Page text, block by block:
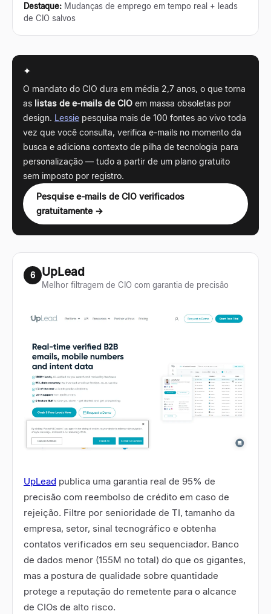
Destaque: Mudanças de emprego em tempo real + leads
de CIO salvos
✦
O mandato do CIO dura em média 2,7 anos, o que torna
as listas de e-mails de CIO em massa obsoletas por
design. Lessie pesquisa mais de 100 fontes ao vivo toda
vez que você consulta, verifica e-mails no momento da
busca e adiciona contexto de pilha de tecnologia para
personalização — tudo a partir de um plano gratuito
sem imposto por registro.
Pesquise e-mails de CIO verificados
gratuitamente →
6 UpLead
Melhor filtragem de CIO com garantia de precisão
UpLead publica uma garantia real de 95% de
precisão com reembolso de crédito em caso de
rejeição. Filtre por senioridade de TI, tamanho da
empresa, setor, sinal tecnográfico e obtenha
contatos verificados em seu sequenciador. Banco
de dados menor (155M no total) do que os gigantes,
mas a postura de qualidade sobre quantidade
protege a reputação do remetente para o alcance
de CIOs de alto risco.